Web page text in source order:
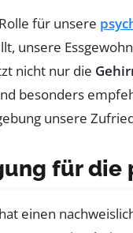
für unsere
unsere
nicht nur die
besonders
unsere
für die
einen